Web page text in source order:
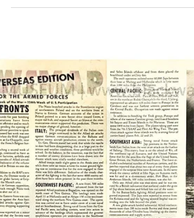
海報類收藏品
《新聞地圖》海外版，戰爭
第 224週美國參戰第 106
週，第二卷第36期
NEWSMAP OVERSEAS EDITION,
MONDAY, 3 JANUARY, 1944. WEEK OF 16
DECEMBER TO 22 DECEMBER, 1943.
Week of the War - 106th Week of U. S....